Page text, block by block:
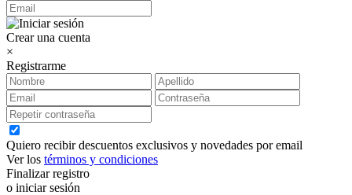
Crear una cuenta
×
Registrarme
Quiero recibir descuentos exclusivos y novedades por email
Ver los términos y condiciones
Finalizar registro
o iniciar sesión